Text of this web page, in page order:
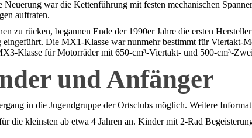
war die Kettenführung mit festen mechanischen
auftraten.
zu rücken, begannen Ende der 1990er Jahre die ersten
eingeführt. Die MX1-Klasse war nunmehr bestimmt für
Klasse für Motorräder mit 650-cm³-Viertakt- und 500-cm³-
und Anfänger
in die Jugendgruppe der Ortsclubs möglich. Weitere
die kleinsten ab etwa 4 Jahren an. Kinder mit 2-Rad